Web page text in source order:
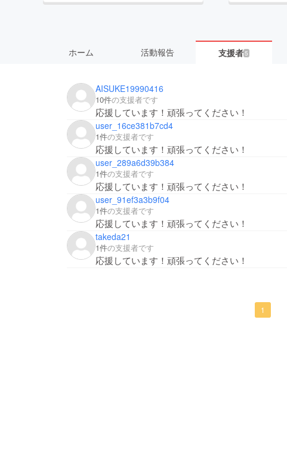
ホーム 活動報告 支援者5
AISUKE19990416
10件の支援者です
応援しています！頑張ってください！
user_16ce381b7cd4
1件の支援者です
応援しています！頑張ってください！
user_289a6d39b384
1件の支援者です
応援しています！頑張ってください！
user_91ef3a3b9f04
1件の支援者です
応援しています！頑張ってください！
takeda21
1件の支援者です
応援しています！頑張ってください！
1